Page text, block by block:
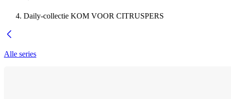
Daily-collectie KOM VOOR CITRUSPERS
Alle series